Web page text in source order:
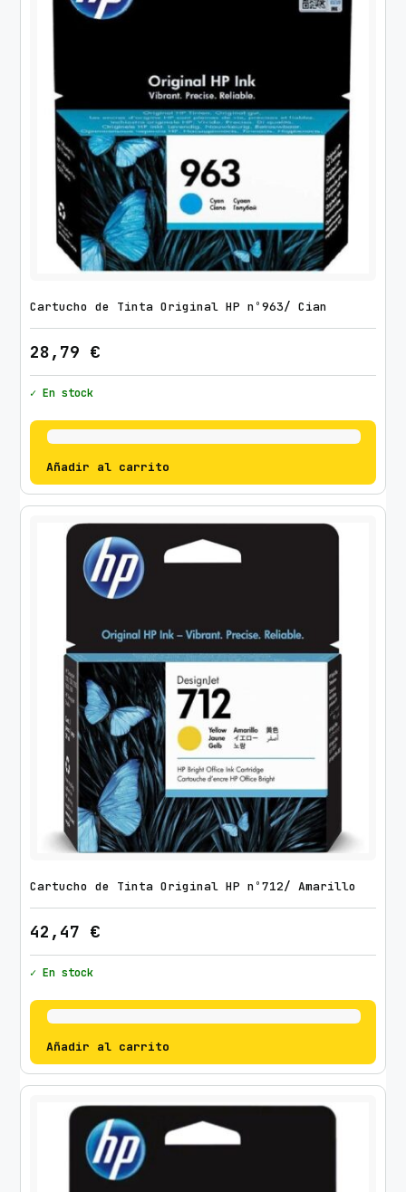
Cartucho de Tinta Original HP nº963/ Cian
28,79 €
✓ En stock
Añadir al carrito
Cartucho de Tinta Original HP nº712/ Amarillo
42,47 €
✓ En stock
Añadir al carrito